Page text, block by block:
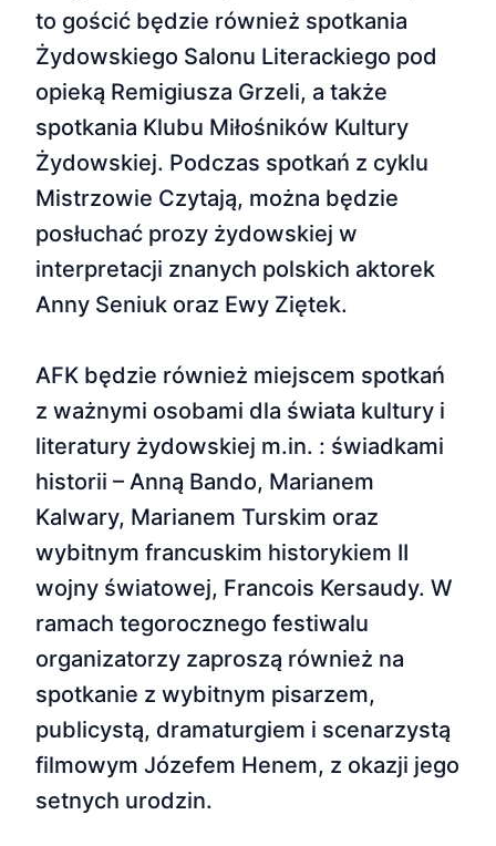
to gościć będzie również spotkania
Żydowskiego Salonu Literackiego pod
opieką Remigiusza Grzeli, a także
spotkania Klubu Miłośników Kultury
Żydowskiej. Podczas spotkań z cyklu
Mistrzowie Czytają, można będzie
posłuchać prozy żydowskiej w
interpretacji znanych polskich aktorek
Anny Seniuk oraz Ewy Ziętek.
AFK będzie również miejscem spotkań
z ważnymi osobami dla świata kultury i
literatury żydowskiej m.in. : świadkami
historii – Anną Bando, Marianem
Kalwary, Marianem Turskim oraz
wybitnym francuskim historykiem II
wojny światowej, Francois Kersaudy. W
ramach tegorocznego festiwalu
organizatorzy zaproszą również na
spotkanie z wybitnym pisarzem,
publicystą, dramaturgiem i scenarzystą
filmowym Józefem Henem, z okazji jego
setnych urodzin.